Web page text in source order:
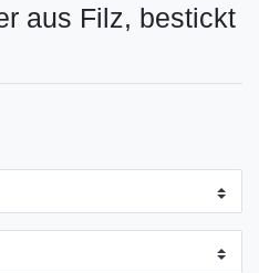
aus Filz, bestickt